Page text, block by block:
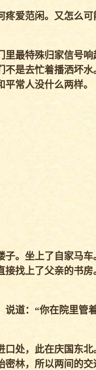
爱范闲。又怎么
最特殊归家信号
不是去忙着播洒坏
常人没什么两样。
。坐上了自家马车
找上了父亲的书
道：“你在院里管
处，此在庆国东北
密林，所以两间的